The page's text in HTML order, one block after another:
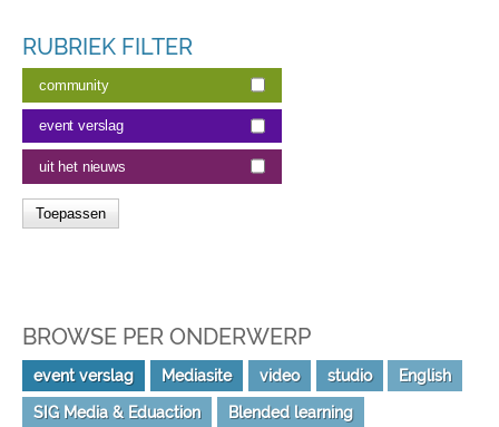
RUBRIEK FILTER
community
event verslag
uit het nieuws
BROWSE PER ONDERWERP
event verslag Mediasite video studio English
SIG Media & Eduaction Blended learning